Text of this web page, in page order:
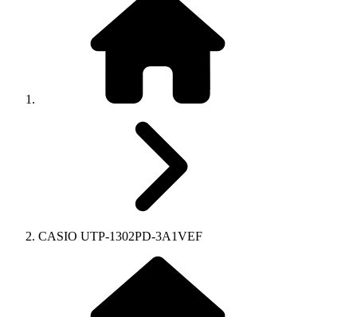
CASIO UTP-1302PD-3A1VEF